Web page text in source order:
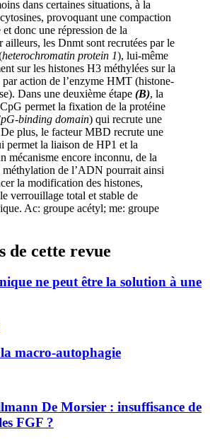
dans certaines situations, à la
provoquant une compaction
donc une répression de la
ailleurs, les Dnmt sont recrutées par le
heterochromatin protein 1), lui-même
sur les histones H3 méthylées sur la
action de l’enzyme HMT (histone-
Dans une deuxième étape (B), la
permet la fixation de la protéine
binding domain) qui recrute une
plus, le facteur MBD recrute une
la liaison de HP1 et la
mécanisme encore inconnu, de la
de l’ADN pourrait ainsi
la modification des histones,
verrouillage total et stable de
Ac: groupe acétyl; me: groupe
de cette revue
ne peut être la solution à une
macro-autophagie
De Morsier : insuffisance de
FGF ?